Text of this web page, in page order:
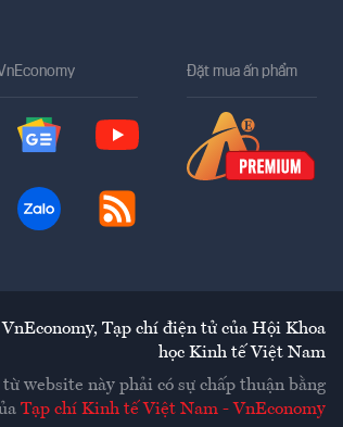
Đặt mua ấn phẩm
VnEconomy, Tạp chí điện tử của Hội Khoa
học Kinh tế Việt Nam
website này phải có sự chấp thuận bằng
Tạp chí Kinh tế Việt Nam - VnEconomy